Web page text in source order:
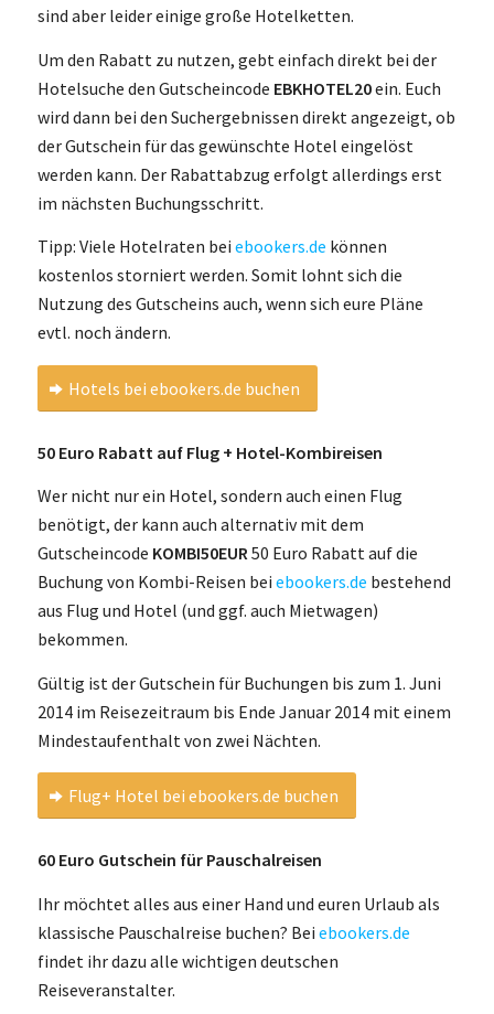
sind aber leider einige große Hotelketten.
Um den Rabatt zu nutzen, gebt einfach direkt bei der
Hotelsuche den Gutscheincode EBKHOTEL20ein. Euch
wird dann bei den Suchergebnissen direkt angezeigt, ob
der Gutschein für das gewünschte Hotel eingelöst
werden kann. Der Rabattabzug erfolgt allerdings erst
im nächsten Buchungsschritt.
Tipp: Viele Hotelraten bei ebookers.de können
kostenlos storniert werden. Somit lohnt sich die
Nutzung des Gutscheins auch, wenn sich eure Pläne
evtl. noch ändern.
Hotels bei ebookers.de buchen
50 Euro Rabatt auf Flug + Hotel-Kombireisen
Wer nicht nur ein Hotel, sondern auch einen Flug
benötigt, der kann auch alternativ mit dem
Gutscheincode KOMBI50EUR50 Euro Rabatt auf die
Buchung von Kombi-Reisen bei ebookers.de bestehend
aus Flug und Hotel (und ggf. auch Mietwagen)
bekommen.
Gültig ist der Gutschein für Buchungen bis zum 1. Juni
2014 im Reisezeitraum bis Ende Januar 2014 mit einem
Mindestaufenthalt von zwei Nächten.
Flug+ Hotel bei ebookers.de buchen
60 Euro Gutschein für Pauschalreisen
Ihr möchtet alles aus einer Hand und euren Urlaub als
klassische Pauschalreise buchen? Bei ebookers.de
findet ihr dazu alle wichtigen deutschen
Reiseveranstalter.